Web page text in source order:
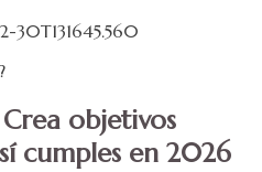
objetivos
cumples en 2026